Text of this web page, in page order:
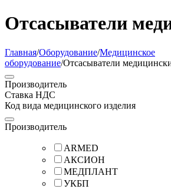
Отсасыватели
Главная/Оборудование/Медицинское
оборудование/Отсасыватели
Производитель
Ставка НДС
Код вида медицинского изделия
Производитель
ARMED
АКСИОН
МЕДПЛАНТ
УКБП